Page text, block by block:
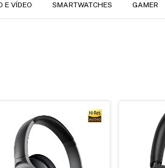
E VÍDEO SMARTWATCHES GAMER